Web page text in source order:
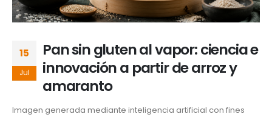
15
Jul
Pan sin gluten al vapor: ciencia e
innovación a partir de arroz y
amaranto
Imagen generada mediante inteligencia artificial con fines